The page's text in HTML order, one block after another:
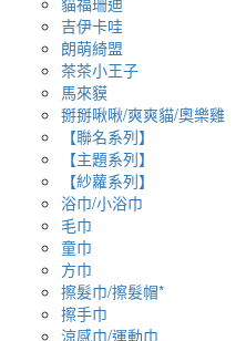
吉伊卡哇
朗萌綺盟
茶茶小王子
馬來貘
掰掰啾啾/爽爽貓/奧樂雞
【聯名系列】
【主題系列】
【紗蘿系列】
浴巾/小浴巾
毛巾
童巾
方巾
擦髮巾/擦髮帽*
擦手巾
涼感巾/運動巾